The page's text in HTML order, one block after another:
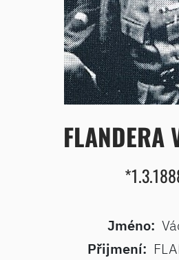
FLANDERA
Jméno:
Přijmení: